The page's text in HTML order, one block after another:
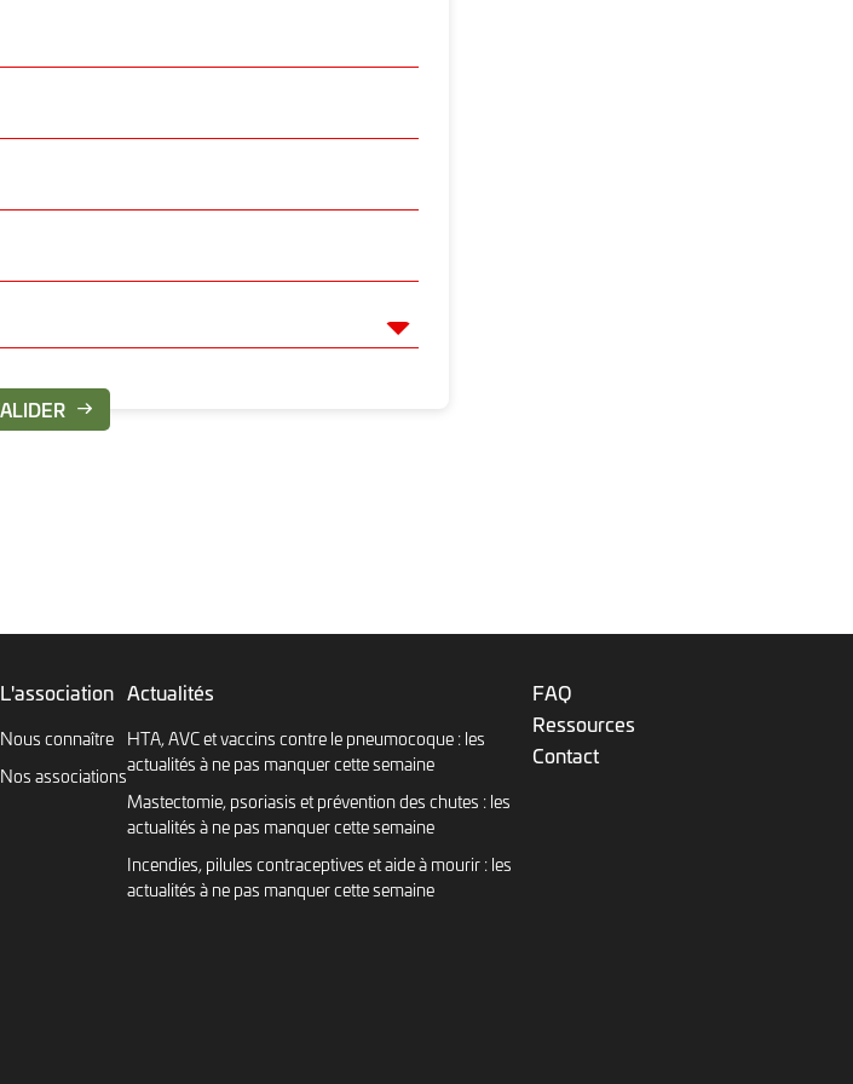
L'association
Nous connaître
Nos associations
Actualités
HTA, AVC et vaccins contre le pneumocoque : les
actualités à ne pas manquer cette semaine
Mastectomie, psoriasis et prévention des chutes : les
actualités à ne pas manquer cette semaine
Incendies, pilules contraceptives et aide à mourir : les
actualités à ne pas manquer cette semaine
FAQ
Ressources
Contact